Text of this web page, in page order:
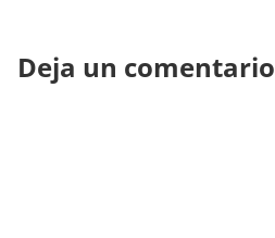
Deja un comentario